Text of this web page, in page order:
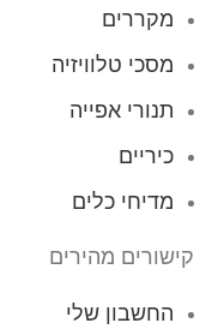
מקררים
מסכי טלוויזיה
תנורי אפייה
כיריים
מדיחי כלים
קישורים מהירים
החשבון שלי